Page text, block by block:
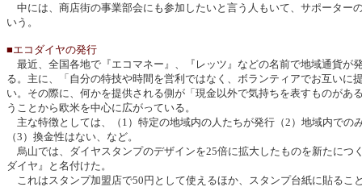
中には、商店街の事業部会にも参加したいと言う人もいて、サポーター
いう。
■エコダイヤの発行
最近、全国各地で『エコマネー』、『レッツ』などの名前で地域通貨が
る。主に、「自分の特技や時間を営利ではなく、ボランティアでお互いに
い。その際に、何かを提供される側が「現金以外で気持ちを表すものがあ
うことから欧米を中心に広がっている。
主な特徴としては、（1）特定の地域内の人たちが発行（2）地域内での
（3）換金性はない、など。
烏山では、ダイヤスタンプのデザインを25倍に拡大したものを新たにつ
ダイヤ』と名付けた。
これはスタンプ加盟店で50円として使えるほか、スタンプ台紙に貼るこ